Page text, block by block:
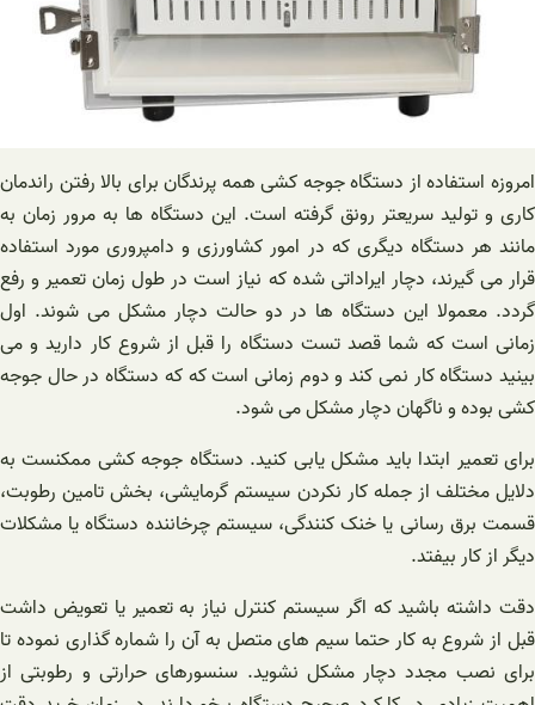
امروزه استفاده از دستگاه جوجه کشی همه پرندگان برای بالا رفتن راندمان
کاری و تولید سریعتر رونق گرفته است. این دستگاه ها به مرور زمان به
مانند هر دستگاه دیگری که در امور کشاورزی و دامپروری مورد استفاده
قرار می گیرند، دچار ایراداتی شده که نیاز است در طول زمان تعمیر و رفع
گردد. معمولا این دستگاه ها در دو حالت دچار مشکل می شوند. اول
زمانی است که شما قصد تست دستگاه را قبل از شروع کار دارید و می
بینید دستگاه کار نمی کند و دوم زمانی است که که دستگاه در حال جوجه
کشی بوده و ناگهان دچار مشکل می شود.
برای تعمیر ابتدا باید مشکل یابی کنید. دستگاه جوجه کشی ممکنست به
دلایل مختلف از جمله کار نکردن سیستم گرمایشی، بخش تامین رطوبت،
قسمت برق رسانی یا خنک کنندگی، سیستم چرخاننده دستگاه یا مشکلات
دیگر از کار بیفتد.
دقت داشته باشید که اگر سیستم کنترل نیاز به تعمیر یا تعویض داشت
قبل از شروع به کار حتما سیم های متصل به آن را شماره گذاری نموده تا
برای نصب مجدد دچار مشکل نشوید. سنسورهای حرارتی و رطوبتی از